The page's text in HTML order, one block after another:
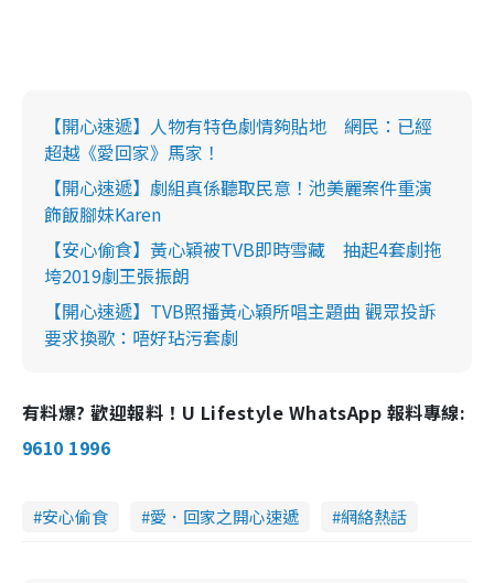
【開心速遞】人物有特色劇情夠貼地 網民：已經
超越《愛回家》馬家！
【開心速遞】劇組真係聽取民意！池美麗案件重演
飾飯腳妹Karen
【安心偷食】黃心穎被TVB即時雪藏 抽起4套劇拖
垮2019劇王張振朗
【開心速遞】TVB照播黃心穎所唱主題曲 觀眾投訴
要求換歌：唔好玷污套劇
有料爆? 歡迎報料！U Lifestyle WhatsApp 報料專線:
9610 1996
安心偷食 愛．回家之開心速遞 網絡熱話